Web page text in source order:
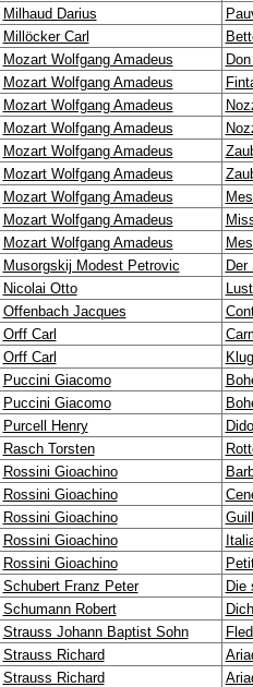
Milhaud Darius
Millöcker Carl
Mozart Wolfgang Amadeus
Mozart Wolfgang Amadeus
Mozart Wolfgang Amadeus
Mozart Wolfgang Amadeus
Mozart Wolfgang Amadeus
Mozart Wolfgang Amadeus
Mozart Wolfgang Amadeus
Mozart Wolfgang Amadeus
Mozart Wolfgang Amadeus
Musorgskij Modest Petrovic
Der
Nicolai Otto
Offenbach Jacques
Orff Carl
Orff Carl
Puccini Giacomo
Puccini Giacomo
Purcell Henry
Rasch Torsten
Rossini Gioachino
Rossini Gioachino
Rossini Gioachino
Rossini Gioachino
Rossini Gioachino
Schubert Franz Peter
Die
Schumann Robert
Strauss Johann Baptist Sohn
Strauss Richard
Strauss Richard